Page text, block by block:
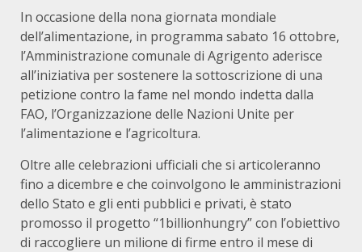
In occasione della nona giornata mondiale
dell’alimentazione, in programma sabato 16 ottobre,
l’Amministrazione comunale di Agrigento aderisce
all’iniziativa per sostenere la sottoscrizione di una
petizione contro la fame nel mondo indetta dalla
FAO, l’Organizzazione delle Nazioni Unite per
l’alimentazione e l’agricoltura.
Oltre alle celebrazioni ufficiali che si articoleranno
fino a dicembre e che coinvolgono le amministrazioni
dello Stato e gli enti pubblici e privati, è stato
promosso il progetto “1billionhungry” con l’obiettivo
di raccogliere un milione di firme entro il mese di